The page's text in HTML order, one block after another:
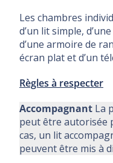
Les chambres
d’un lit simple,
d’une armoire de
écran plat et d’un
Règles à respecter
Accompagnant La
peut être autorisée
cas, un lit
peuvent être mis à